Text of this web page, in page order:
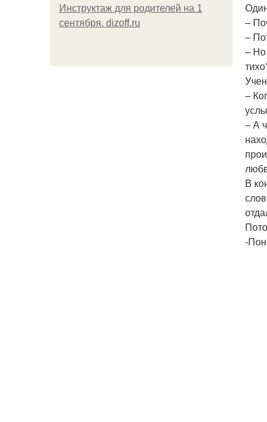
Инструктаж для родителей на 1
сентября. dizoff.ru
–
–
– Но
–
– А
В
-